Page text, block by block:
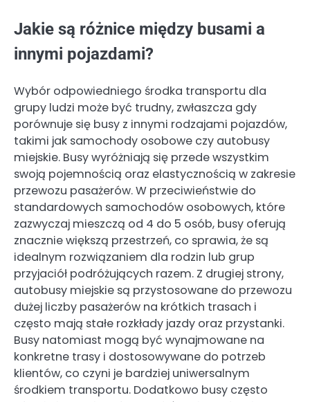
Jakie są różnice między busami a
innymi pojazdami?
Wybór odpowiedniego środka transportu dla
grupy ludzi może być trudny, zwłaszcza gdy
porównuje się busy z innymi rodzajami pojazdów,
takimi jak samochody osobowe czy autobusy
miejskie. Busy wyróżniają się przede wszystkim
swoją pojemnością oraz elastycznością w zakresie
przewozu pasażerów. W przeciwieństwie do
standardowych samochodów osobowych, które
zazwyczaj mieszczą od 4 do 5 osób, busy oferują
znacznie większą przestrzeń, co sprawia, że są
idealnym rozwiązaniem dla rodzin lub grup
przyjaciół podróżujących razem. Z drugiej strony,
autobusy miejskie są przystosowane do przewozu
dużej liczby pasażerów na krótkich trasach i
często mają stałe rozkłady jazdy oraz przystanki.
Busy natomiast mogą być wynajmowane na
konkretne trasy i dostosowywane do potrzeb
klientów, co czyni je bardziej uniwersalnym
środkiem transportu. Dodatkowo busy często